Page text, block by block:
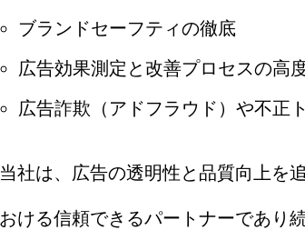
ブランドセーフティの徹底
広告効果測定と改善プロセスの高
広告詐欺（アドフラウド）や不正
当社は、広告の透明性と品質向上を
おける信頼できるパートナーであり続